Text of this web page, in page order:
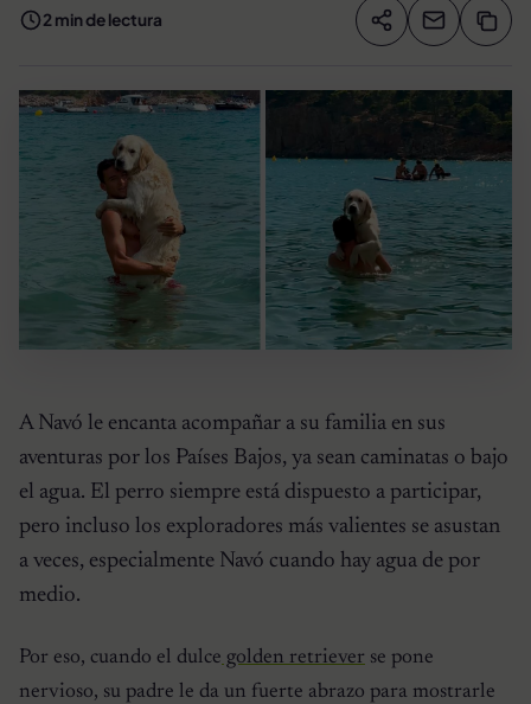
2 min de lectura Compartir
A Navó le encanta acompañar a su familia en sus
aventuras por los Países Bajos, ya sean caminatas o bajo
el agua. El perro siempre está dispuesto a participar,
pero incluso los exploradores más valientes se asustan
a veces, especialmente Navó cuando hay agua de por
medio.
Por eso, cuando el dulce golden retriever se pone
nervioso, su padre le da un fuerte abrazo para mostrarle